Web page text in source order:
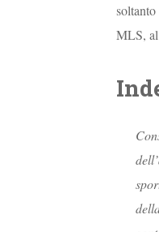
MLS, al